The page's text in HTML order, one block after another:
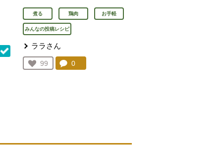
見る。
煮る 鶏肉 お手軽
みんなの投稿レシピ
ララさん
お気に入り登録：
99
人が登録
コメント：
0件。コメントを見る。